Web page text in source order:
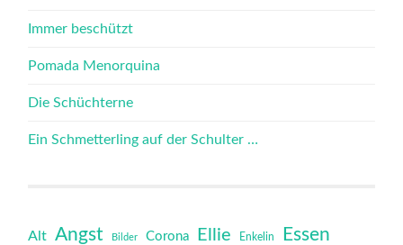
Immer beschützt
Pomada Menorquina
Die Schüchterne
Ein Schmetterling auf der Schulter …
Alt Angst Bilder Corona Ellie Enkelin Essen